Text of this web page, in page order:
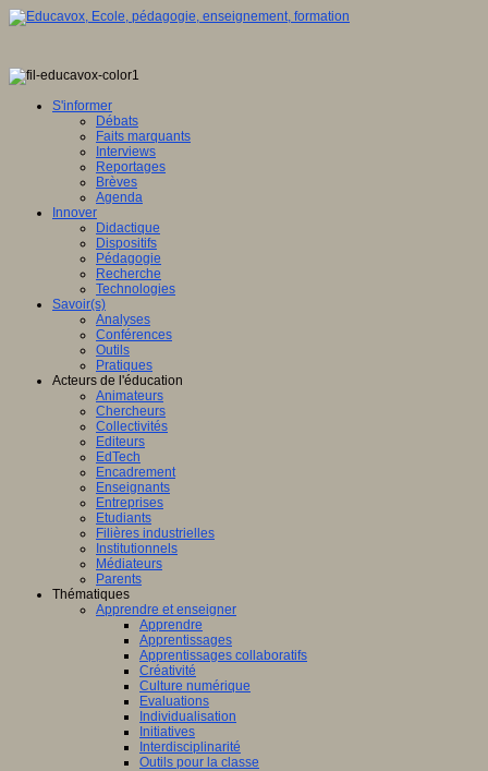
S'informer
Débats
Faits marquants
Interviews
Reportages
Brèves
Agenda
Innover
Didactique
Dispositifs
Pédagogie
Recherche
Technologies
Savoir(s)
Analyses
Conférences
Outils
Pratiques
Acteurs de l'éducation
Animateurs
Chercheurs
Collectivités
Editeurs
EdTech
Encadrement
Enseignants
Entreprises
Etudiants
Filières industrielles
Institutionnels
Médiateurs
Parents
Thématiques
Apprendre et enseigner
Apprendre
Apprentissages
Apprentissages collaboratifs
Créativité
Culture numérique
Evaluations
Individualisation
Initiatives
Interdisciplinarité
Outils pour la classe